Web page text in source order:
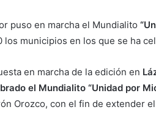
puso en marcha el Mundialito
los municipios en los que se ha
en marcha de la edición en
el Mundialito “Unidad por
Orozco, con el fin de extender